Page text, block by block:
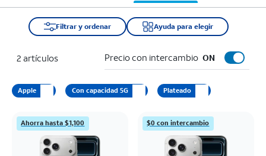
Filtrar y ordenar Ayuda para elegir
2 artículos Precio con intercambio ON
Apple Con capacidad 5G Plateado
Ahorra hasta $1,100 $0 con intercambio